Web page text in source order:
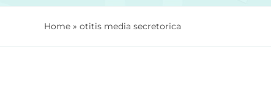
Home » otitis media secretorica